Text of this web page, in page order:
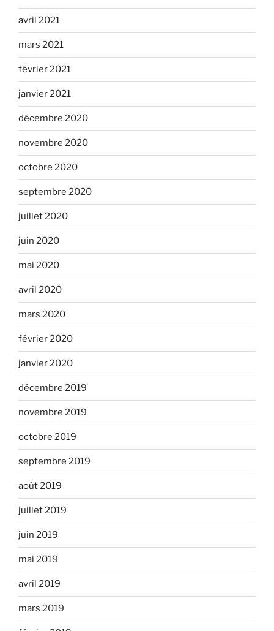
avril 2021
mars 2021
février 2021
janvier 2021
décembre 2020
novembre 2020
octobre 2020
septembre 2020
juillet 2020
juin 2020
mai 2020
avril 2020
mars 2020
février 2020
janvier 2020
décembre 2019
novembre 2019
octobre 2019
septembre 2019
août 2019
juillet 2019
juin 2019
mai 2019
avril 2019
mars 2019